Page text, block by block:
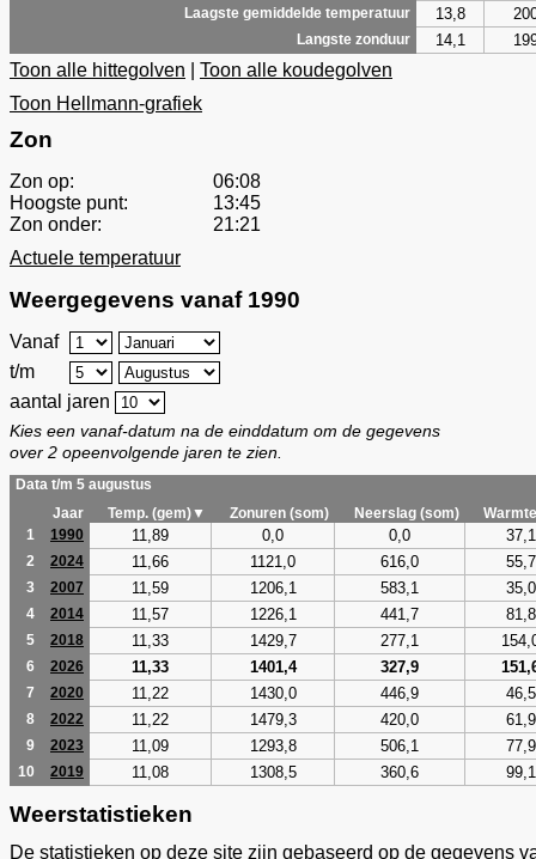
Laagste gemiddelde temperatuur 13,8
Langste zonduur 14,1
Toon alle hittegolven
Toon alle koudegolven
Toon Hellmann-grafiek
Zon
Zon op:
06:08
Hoogste punt:
13:45
Zon onder:
21:21
Actuele temperatuur
Weergegevens vanaf 1990
Vanaf
t/m
aantal jaren
Kies een vanaf-datum na de einddatum om de gegevens
over 2 opeenvolgende jaren te zien.
Data t/m 5 augustus
Jaar
Temp. (gem)▼ Zonuren (som) Neerslag (som)
1
1990 11,89 0,0 0,0 37,1
2 2024 11,66 1121,0 616,0 55,7
3 2007 11,59 1206,1 583,1 35,0
4 2014 11,57 1226,1 441,7 81,8
5 2018 11,33 1429,7 277,1
6 2026 11,33 1401,4 327,9
7 2020 11,22 1430,0 446,9 46,5
8 2022 11,22 1479,3 420,0 61,9
9 2023 11,09 1293,8 506,1 77,9
10 2019 11,08 1308,5 360,6 99,1
Weerstatistieken
De statistieken op deze site zijn gebaseerd op de gegevens